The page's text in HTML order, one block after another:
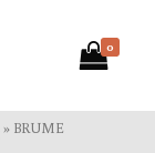
0
» BRUME